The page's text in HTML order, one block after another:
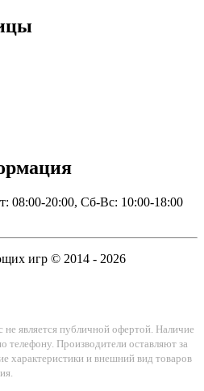
08:00-20:00, Сб-Вс: 10:00-18:00
игр © 2014 - 2026
является публичной офертой. Наличие
телефону. Производители оставляют за
характеристики и внешний вид товаров